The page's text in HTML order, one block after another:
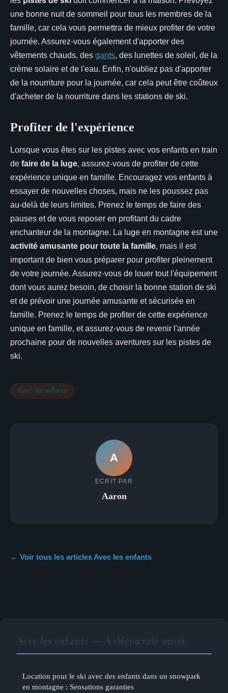
une bonne nuit de sommeil pour tous les membres de la
famille, car cela vous permettra de mieux profiter de votre
journée. Assurez-vous également d'apporter des
vêtements chauds, des gants, des lunettes de soleil, de la
crème solaire et de l'eau. Enfin, n'oubliez pas d'apporter
de la nourriture pour la journée, car cela peut être coûteux
d'acheter de la nourriture dans les stations de ski.
Profiter de l'expérience
Lorsque vous êtes sur les pistes avec vos enfants en train
de faire de la luge, assurez-vous de profiter de cette
expérience unique en famille. Encouragez vos enfants à
essayer de nouvelles choses, mais ne les poussez pas
au-delà de leurs limites. Prenez le temps de faire des
pauses et de vous reposer en profitant du cadre
enchanteur de la montagne. La luge en montagne est une
activité amusante pour toute la famille, mais il est
important de bien vous préparer pour profiter pleinement
de votre journée. Assurez-vous de louer tout l'équipement
dont vous aurez besoin, de choisir la bonne station de ski
et de prévoir une journée amusante et sécurisée en
famille. Prenez le temps de profiter de cette expérience
unique en famille, et assurez-vous de revenir l'année
prochaine pour de nouvelles aventures sur les pistes de
ski.
Avec les enfants
A
ECRIT PAR
Aaron
← Voir tous les articles Avec les enfants
Location pour le ski avec des enfants dans un snowpark
en montagne : Sensations garanties